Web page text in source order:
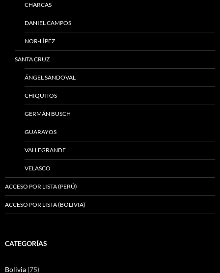
CHARCAS
DANIEL CAMPOS
NOR-LÍPEZ
SANTA CRUZ
ÁNGEL SANDOVAL
CHIQUITOS
GERMÁN BUSCH
GUARAYOS
VALLEGRANDE
VELASCO
ACCESO POR LISTA (PERÚ)
ACCESO POR LISTA (BOLIVIA)
CATEGORÍAS
Bolivia (75)